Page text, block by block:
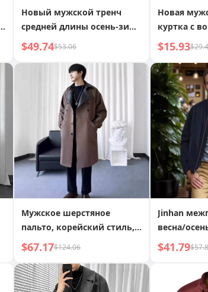
Новый мужской тренч
средней длины осень-зима
2022, элегантный, выше
колена, в стиле зрелого
$49.74$53.06
Новая
куртка с
стойкой и
мужская
молнии
$15.93
Мужское шерстяное
пальто, корейский стиль,
модное, молодежное,
средней длины, осень,
большой размер, кожаная
куртка, дропшиппинг
$67.17$124.06
Jinhan
весна/
куртка
торговли
стойкой,
$41.79